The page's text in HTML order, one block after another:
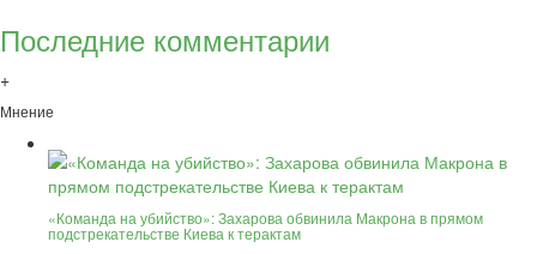
Последние комментарии
+
Мнение
«Команда на убийство»: Захарова обвинила Макрона в прямом
подстрекательстве Киева к терактам